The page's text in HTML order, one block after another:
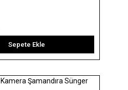
Sepete Ekle